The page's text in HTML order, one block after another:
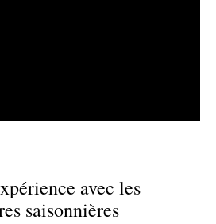
avec les
saisonnières